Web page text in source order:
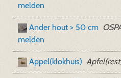
melden
Ander hout > 50 cm
melden
Appel(klokhuis)